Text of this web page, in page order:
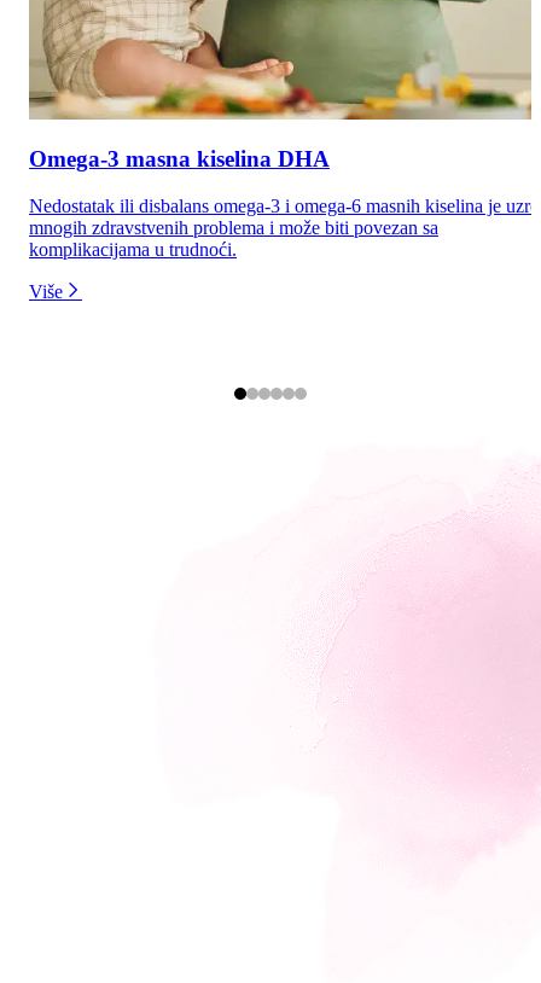
Omega-3 masna kiselina DHA
Nedostatak ili disbalans omega-3 i omega-6 masnih kiselina je
mnogih zdravstvenih problema i može biti povezan sa
komplikacijama u trudnoći.
Više